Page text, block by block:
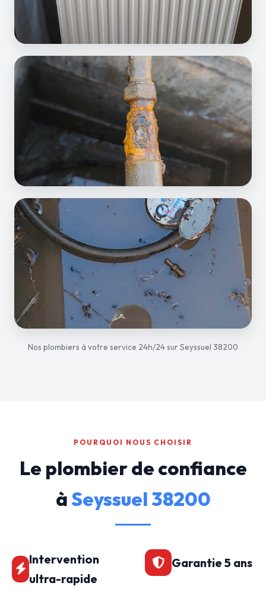
Nos plombiers à votre service 24h/24 sur Seyssuel 38200
POURQUOI NOUS CHOISIR
Le plombier de confiance
àSeyssuel 38200
Intervention
ultra-rapide
Garantie 5 ans